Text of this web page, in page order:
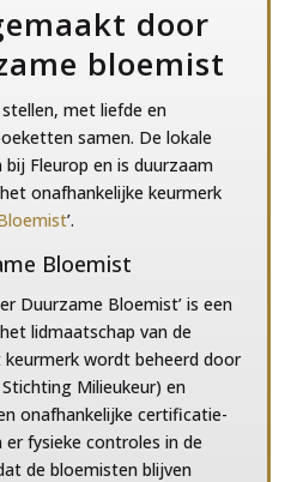
door
bloemist
met liefde en
samen. De lokale
Fleurop en is duurzaam
onafhankelijke keurmerk
’.
Bloemist
Duurzame Bloemist’ is een
lidmaatschap van de
wordt beheerd door
Milieukeur) en
onafhankelijke certificatie-
fysieke controles in de
de bloemisten blijven